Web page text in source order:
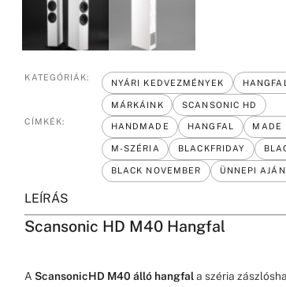
KATEGÓRIÁK:
NYÁRI KEDVEZMÉNYEK
MÁRKÁINK
SCANSONIC HD
CÍMKÉK:
HANDMADE HANGFAL MADE
M-SZÉRIA BLACKFRIDAY
BLACK NOVEMBER ÜNNEPI
LEÍRÁS
Scansonic HD M40 Hangfal
AScansonicHD M40 álló hangfala széria